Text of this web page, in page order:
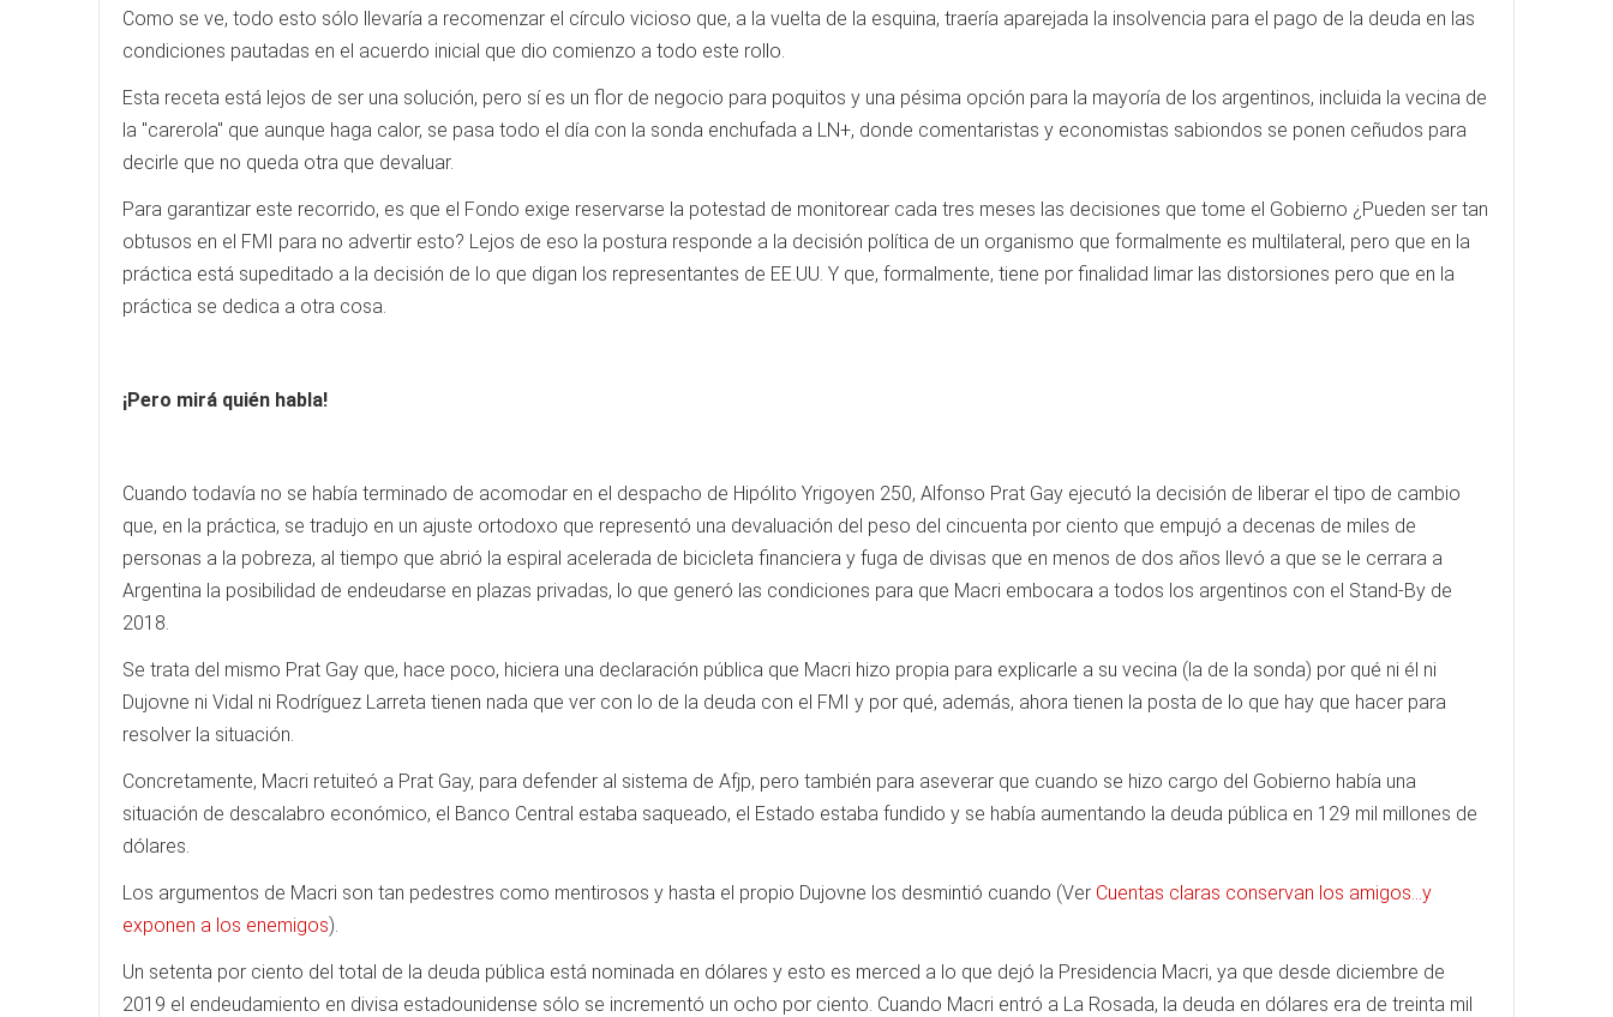
Como se ve, todo esto sólo llevaría a recomenzar el círculo vicioso que, a la vuelta de la esquina, traería aparejada la insolvencia para el pago de la deuda en las
condiciones pautadas en el acuerdo inicial que dio comienzo a todo este rollo.
Esta receta está lejos de ser una solución, pero sí es un flor de negocio para poquitos y una pésima opción para la mayoría de los argentinos, incluida la vecina de
la "carerola" que aunque haga calor, se pasa todo el día con la sonda enchufada a LN+, donde comentaristas y economistas sabiondos se ponen ceñudos para
decirle que no queda otra que devaluar.
Para garantizar este recorrido, es que el Fondo exige reservarse la potestad de monitorear cada tres meses las decisiones que tome el Gobierno ¿Pueden ser tan
obtusos en el FMI para no advertir esto? Lejos de eso la postura responde a la decisión política de un organismo que formalmente es multilateral, pero que en la
práctica está supeditado a la decisión de lo que digan los representantes de EE.UU. Y que, formalmente, tiene por finalidad limar las distorsiones pero que en la
práctica se dedica a otra cosa.
¡Pero mirá quién habla!
Cuando todavía no se había terminado de acomodar en el despacho de Hipólito Yrigoyen 250, Alfonso Prat Gay ejecutó la decisión de liberar el tipo de cambio
que, en la práctica, se tradujo en un ajuste ortodoxo que representó una devaluación del peso del cincuenta por ciento que empujó a decenas de miles de
personas a la pobreza, al tiempo que abrió la espiral acelerada de bicicleta financiera y fuga de divisas que en menos de dos años llevó a que se le cerrara a
Argentina la posibilidad de endeudarse en plazas privadas, lo que generó las condiciones para que Macri embocara a todos los argentinos con el Stand-By de
2018.
Se trata del mismo Prat Gay que, hace poco, hiciera una declaración pública que Macri hizo propia para explicarle a su vecina (la de la sonda) por qué ni él ni
Dujovne ni Vidal ni Rodríguez Larreta tienen nada que ver con lo de la deuda con el FMI y por qué, además, ahora tienen la posta de lo que hay que hacer para
resolver la situación.
Concretamente, Macri retuiteó a Prat Gay, para defender al sistema de Afjp, pero también para aseverar que cuando se hizo cargo del Gobierno había una
situación de descalabro económico, el Banco Central estaba saqueado, el Estado estaba fundido y se había aumentando la deuda pública en 129 mil millones de
dólares.
Los argumentos de Macri son tan pedestres como mentirosos y hasta el propio Dujovne los desmintió cuando (Ver Cuentas claras conservan los amigos…y
exponen a los enemigos).
Un setenta por ciento del total de la deuda pública está nominada en dólares y esto es merced a lo que dejó la Presidencia Macri, ya que desde diciembre de
2019 el endeudamiento en divisa estadounidense sólo se incrementó un ocho por ciento. Cuando Macri entró a La Rosada, la deuda en dólares era de treinta mil